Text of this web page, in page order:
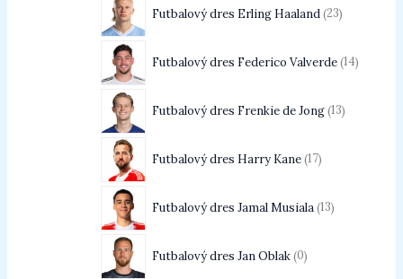
Futbalový dres Erling Haaland 23
Futbalový dres Federico Valverde 14
Futbalový dres Frenkie de Jong 13
Futbalový dres Harry Kane 17
Futbalový dres Jamal Musiala 13
Futbalový dres Jan Oblak 0